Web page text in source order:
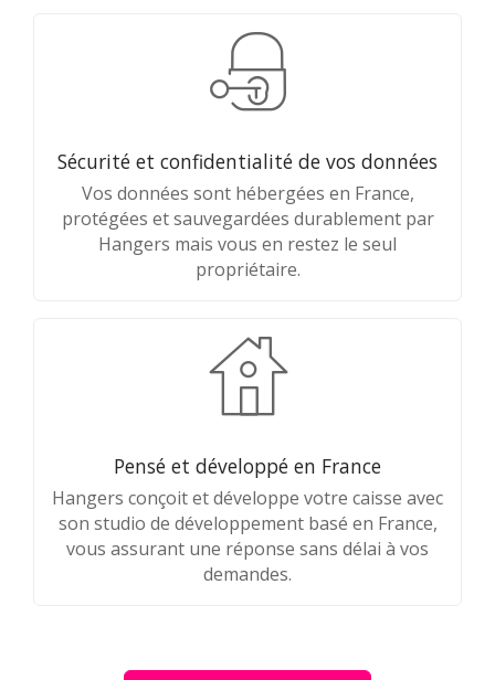
Sécurité et confidentialité de vos données
Vos données sont hébergées en France,
protégées et sauvegardées durablement par
Hangers mais vous en restez le seul
propriétaire.
Pensé et développé en France
Hangers conçoit et développe votre caisse avec
son studio de développement basé en France,
vous assurant une réponse sans délai à vos
demandes.